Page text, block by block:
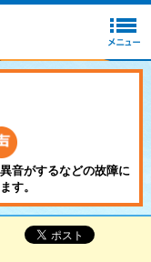
音がするなどの故障に
す。